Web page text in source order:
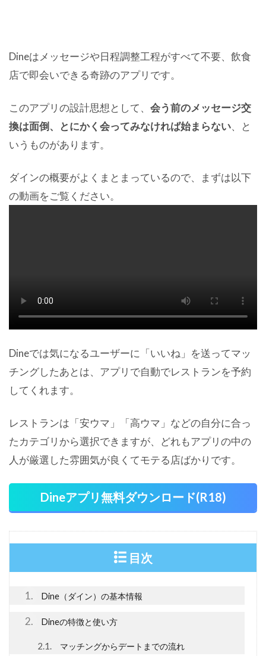
Dineはメッセージや日程調整工程がすべて不要、飲食
店で即会いできる奇跡のアプリです。
このアプリの設計思想として、 会う前のメッセージ交
換は面倒、とにかく会ってみなければ始まらない、と
いうものがあります。
ダインの概要がよくまとまっているので、まずは以下
の動画をご覧ください。
Dineでは気になるユーザーに「いいね」を送ってマッ
チングしたあとは、アプリで自動でレストランを予約
してくれます。
レストランは「安ウマ」「高ウマ」などの自分に合っ
たカテゴリから選択できますが、どれもアプリの中の
人が厳選した雰囲気が良くてモテる店ばかりです。
Dineアプリ無料ダウンロード(R18)
目次
1 Dine（ダイン）の基本情報
2 Dineの特徴と使い方
2.1 マッチングからデートまでの流れ